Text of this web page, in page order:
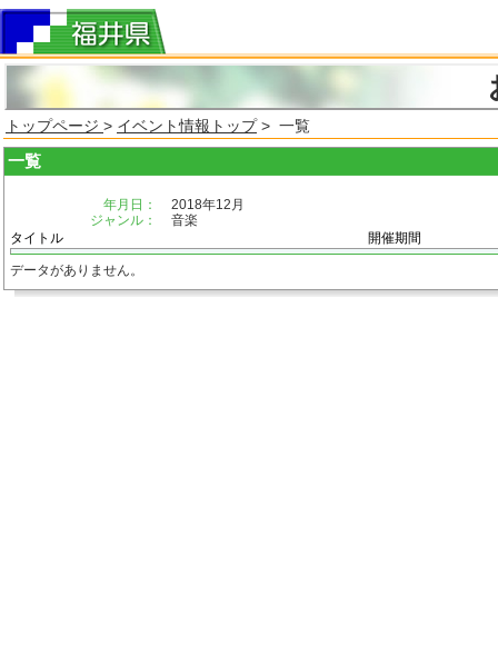
トップページ > イベント情報トップ> 一覧
一覧
年月日：
2018年12月
ジャンル：
音楽
タイトル
開催期間
データがありません。